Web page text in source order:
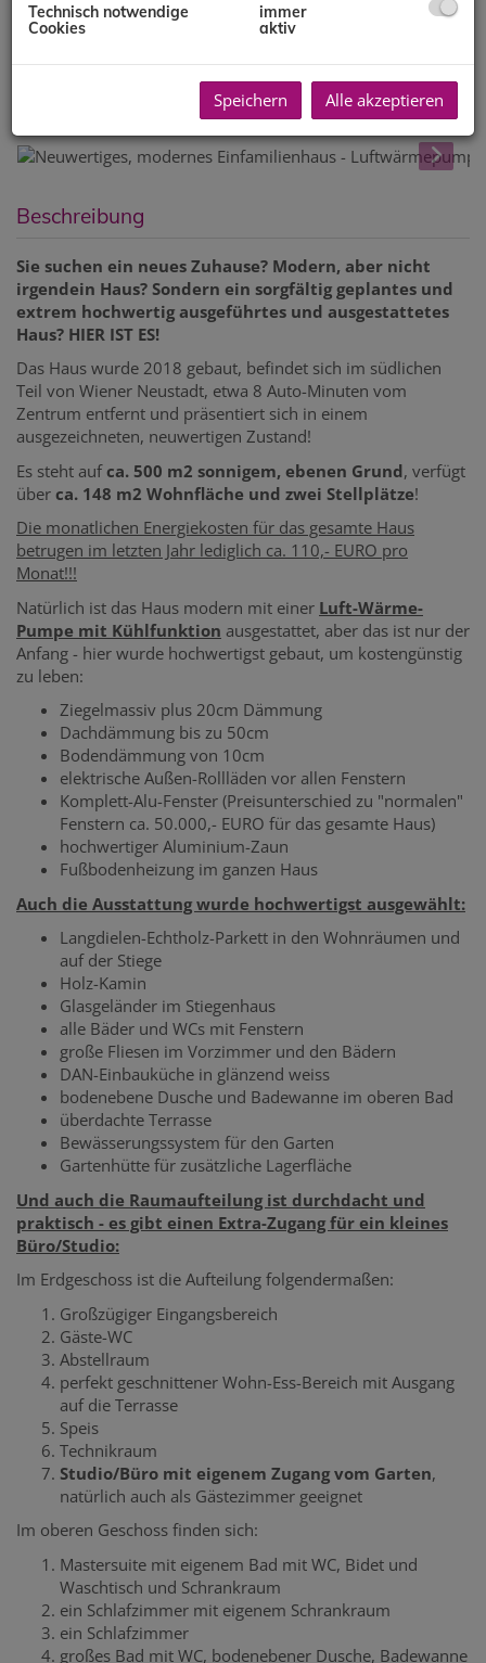
Beschreibung
Sie suchen ein neues Zuhause? Modern, aber nicht
irgendein Haus? Sondern ein sorgfältig geplantes und
extrem hochwertig ausgeführtes und ausgestattetes
Haus? HIER IST ES!
Das Haus wurde 2018 gebaut, befindet sich im südlichen
Teil von Wiener Neustadt, etwa 8 Auto-Minuten vom
Zentrum entfernt und präsentiert sich in einem
ausgezeichneten, neuwertigen Zustand!
Es steht aufca. 500 m2 sonnigem, ebenen Grund, verfügt
über ca. 148 m2 Wohnfläche und zwei Stellplätze!
Die monatlichen Energiekosten für das gesamte Haus
betrugen im letzten Jahr lediglich ca. 110,- EURO pro
Monat!!!
Natürlich ist das Haus modern mit einer Luft-Wärme-
Pumpe mit Kühlfunktion ausgestattet, aber das ist nur der
Anfang - hier wurde hochwertigst gebaut, um kostengünstig
zu leben:
Ziegelmassiv plus 20cm Dämmung
Dachdämmung bis zu 50cm
Bodendämmung von 10cm
elektrische Außen-Rollläden vor allen Fenstern
Komplett-Alu-Fenster (Preisunterschied zu "normalen"
Fenstern ca. 50.000,- EURO für das gesamte Haus)
hochwertiger Aluminium-Zaun
Fußbodenheizung im ganzen Haus
Auch die Ausstattung wurde hochwertigst ausgewählt:
Langdielen-Echtholz-Parkett in den Wohnräumen und
auf der Stiege
Holz-Kamin
Glasgeländer im Stiegenhaus
alle Bäder und WCs mit Fenstern
große Fliesen im Vorzimmer und den Bädern
DAN-Einbauküche in glänzend weiss
bodenebene Dusche und Badewanne im oberen Bad
überdachte Terrasse
Bewässerungssystem für den Garten
Gartenhütte für zusätzliche Lagerfläche
Und auch die Raumaufteilung ist durchdacht und
praktisch - es gibt einen Extra-Zugang für ein kleines
Büro/Studio:
Im Erdgeschoss ist die Aufteilung folgendermaßen:
Großzügiger Eingangsbereich
Gäste-WC
Abstellraum
perfekt geschnittener Wohn-Ess-Bereich mit Ausgang
auf die Terrasse
Speis
Technikraum
Studio/Büro mit eigenem Zugang vom Garten,
natürlich auch als Gästezimmer geeignet
Im oberen Geschoss finden sich:
Mastersuite mit eigenem Bad mit WC, Bidet und
Waschtisch und Schrankraum
ein Schlafzimmer mit eigenem Schrankraum
ein Schlafzimmer
großes Bad mit WC, bodenebener Dusche, Badewanne
Technisch notwendige
Cookies
immer
aktiv
Speichern Alle akzeptieren